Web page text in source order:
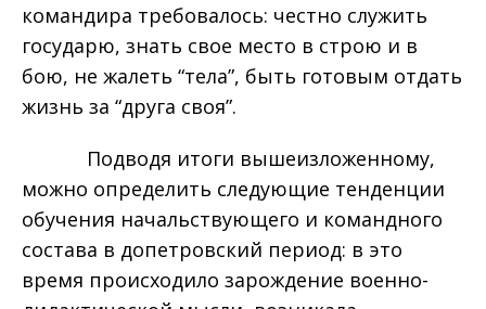
командира требовалось: честно служить
государю, знать свое место в строю и в
бою, не жалеть “тела”, быть готовым отдать
жизнь за “друга своя”.
Подводя итоги вышеизложенному,
можно определить следующие тенденции
обучения начальствующего и командного
состава в допетровский период: в это
время происходило зарождение военно-